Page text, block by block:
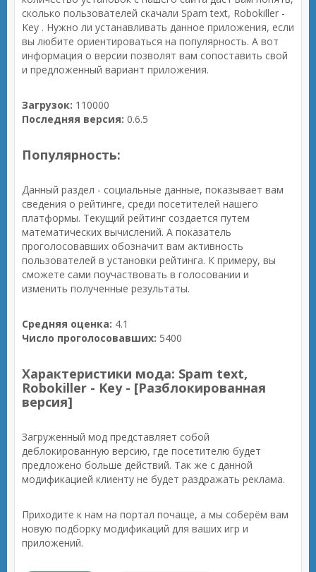
сколько пользователей скачали Spam text, Robokiller -
Key . Нужно ли устанавливать данное приложения, если
вы любите ориентироваться на популярность. А вот
информация о версии позволят вам сопоставить свой
и предложенный вариант приложения.
Загрузок: 110000
Последняя версия: 0.6.5
Популярность:
Данный раздел - социальные данные, показывает вам
сведения о рейтинге, среди посетителей нашего
платформы. Текущий рейтинг создается путем
математических вычислений. А показатель
проголосовавших обозначит вам активность
пользователей в установки рейтинга. К примеру, вы
сможете сами поучаствовать в голосовании и
изменить полученные результаты.
Средняя оценка: 4.1
Число проголосовавших: 5400
Характеристики мода: Spam text,
Robokiller - Key - [Разблокированная
версия]
Загруженный мод представляет собой
деблокированную версию, где посетителю будет
предложено больше действий. Так же с данной
модификацией клиенту не будет раздражать реклама.
Приходите к нам на портал почаще, а мы соберём вам
новую подборку модификаций для ваших игр и
приложений.